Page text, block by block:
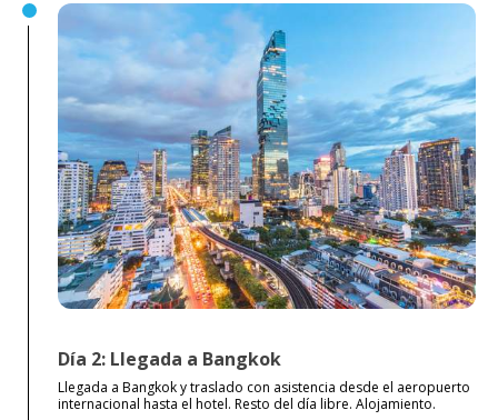
Día 2: Llegada a Bangkok
Llegada a Bangkok y traslado con asistencia desde el aeropuerto
internacional hasta el hotel. Resto del día libre. Alojamiento.